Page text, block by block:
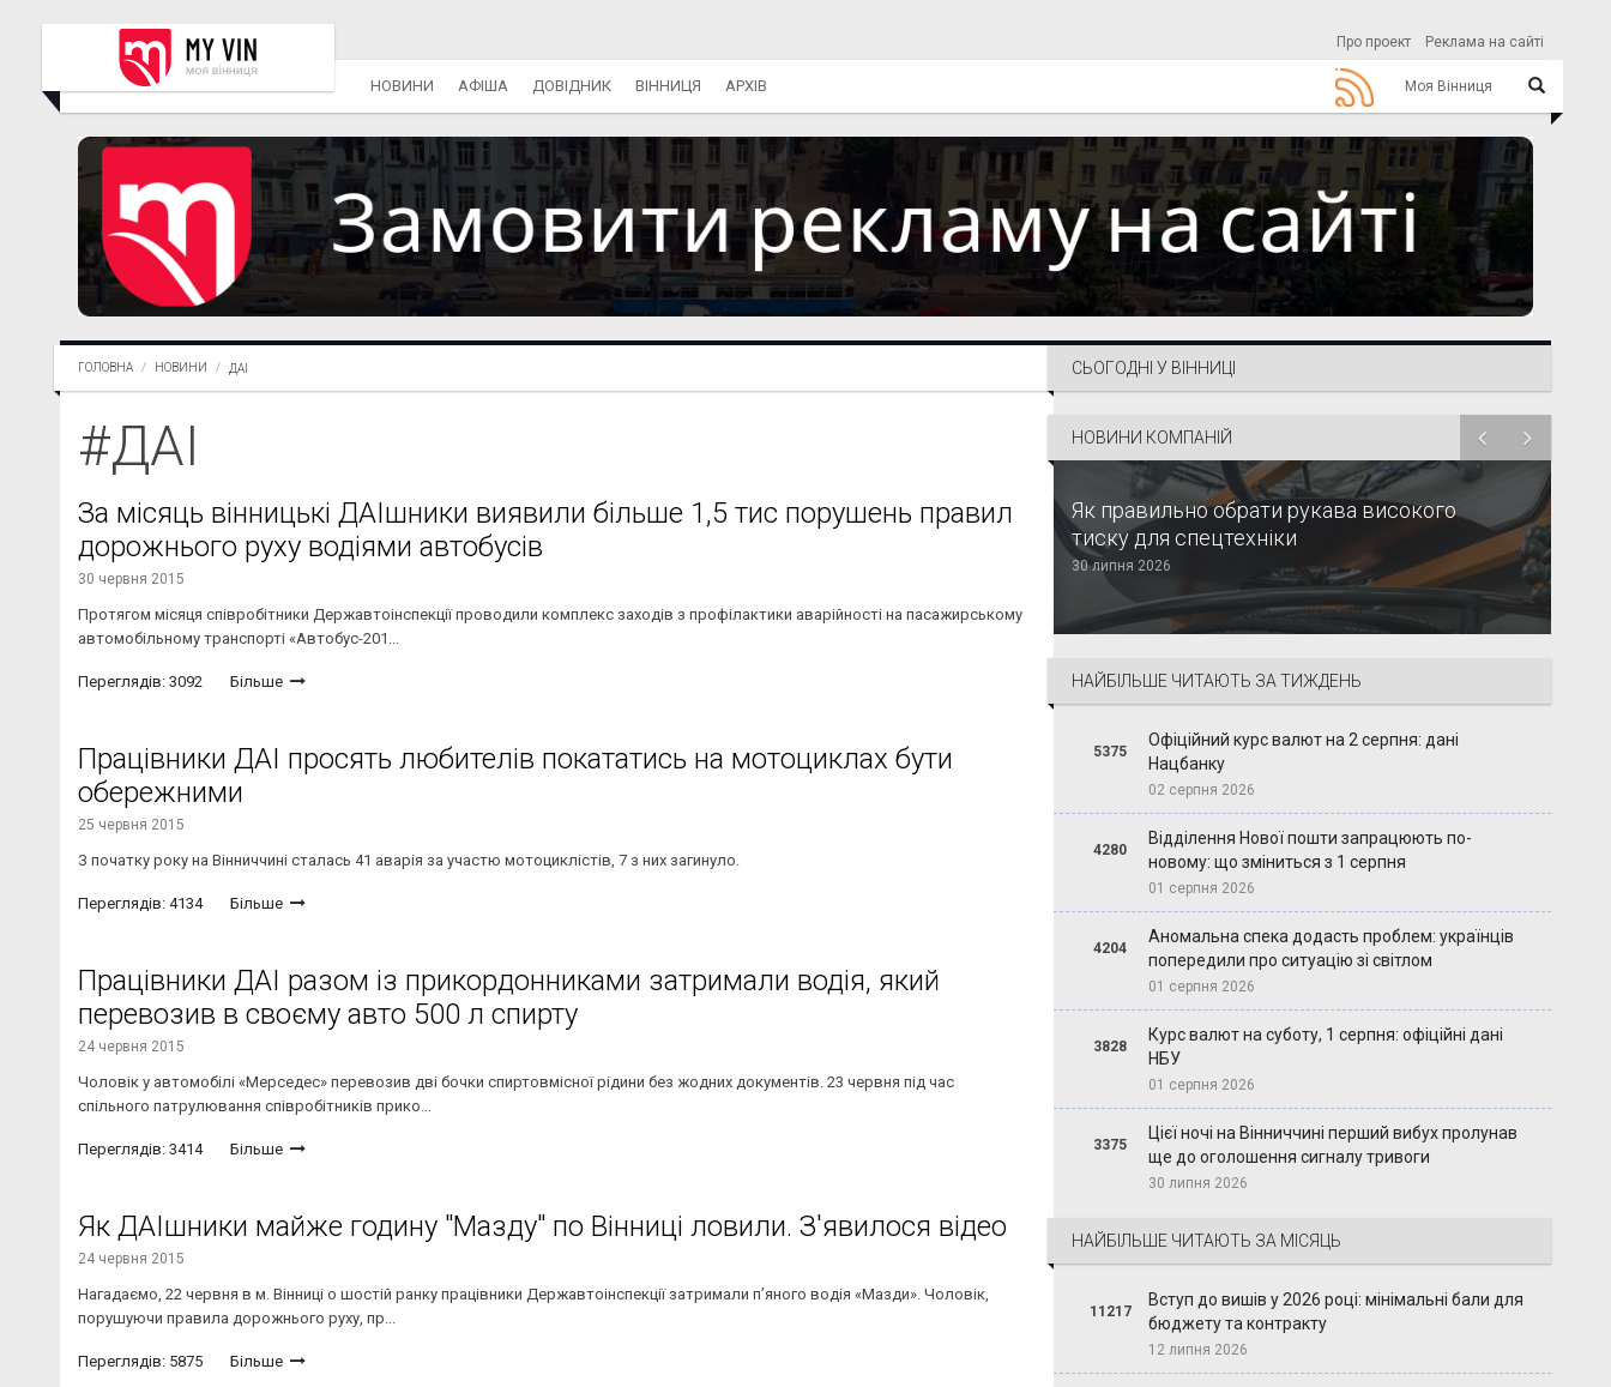
Про проект Реклама на сайті
Моя Вінниця
НОВИНИ АФІША ДОВІДНИК ВІННИЦЯ АРХІВ
ГОЛОВНА НОВИНИ ДАІ
#ДАІ
За місяць вінницькі ДАІшники виявили більше 1,5 тис порушень правил
дорожнього руху водіями автобусів
30 червня 2015
Протягом місяця співробітники Державтоінспекції проводили комплекс заходів з профілактики аварійності на пасажирському
автомобільному транспорті «Автобус-201...
Переглядів: 3092 Більше
Працівники ДАІ просять любителів покататись на мотоциклах бути
обережними
25 червня 2015
З початку року на Вінниччині сталась 41 аварія за участю мотоциклістів, 7 з них загинуло.
Переглядів: 4134 Більше
Працівники ДАІ разом із прикордонниками затримали водія, який
перевозив в своєму авто 500 л спирту
24 червня 2015
Чоловік у автомобілі «Мерседес» перевозив дві бочки спиртовмісної рідини без жодних документів. 23 червня під час
спільного патрулювання співробітників прико...
Переглядів: 3414 Більше
Як ДАІшники майже годину "Мазду" по Вінниці ловили. З'явилося відео
24 червня 2015
Нагадаємо, 22 червня в м. Вінниці о шостій ранку працівники Державтоінспекції затримали п’яного водія «Мазди». Чоловік,
порушуючи правила дорожнього руху, пр...
Переглядів: 5875 Більше
СЬОГОДНІ У ВІННИЦІ
НОВИНИ КОМПАНІЙ
Як правильно обрати рукава високого
тиску для спецтехніки
30 липня 2026
НАЙБІЛЬШЕ ЧИТАЮТЬ ЗА ТИЖДЕНЬ
5375
Офіційний курс валют на 2 серпня: дані
Нацбанку
02 серпня 2026
4280
Відділення Нової пошти запрацюють по-
новому: що зміниться з 1 серпня
01 серпня 2026
4204
Аномальна спека додасть проблем: українців
попередили про ситуацію зі світлом
01 серпня 2026
3828
Курс валют на суботу, 1 серпня: офіційні дані
НБУ
01 серпня 2026
3375
Цієї ночі на Вінниччині перший вибух пролунав
ще до оголошення сигналу тривоги
30 липня 2026
НАЙБІЛЬШЕ ЧИТАЮТЬ ЗА МІСЯЦЬ
11217
Вступ до вишів у 2026 році: мінімальні бали для
бюджету та контракту
12 липня 2026